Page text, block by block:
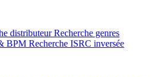
distributeur Recherche genres
BPM Recherche ISRC inversée